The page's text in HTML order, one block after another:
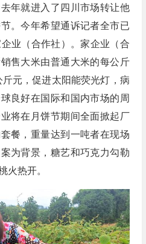
年就进入了四川市场转让他
。今年希望通诉记者全市已
业（合作社）。家企业（合
售大米由普通大米的每公斤
元，促进太阳能荧光灯，病
良好在国际和国内市场的周
将在月饼节期间全面掀起厂
餐，重量达到一吨者在现场
为背景，糖艺和巧克力勾勒
火热开。